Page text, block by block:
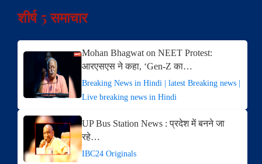
शीर्ष 5 समाचार
Mohan Bhagwat on NEET Protest:
आरएसएस ने कहा, ‘Gen-Z का…
Breaking News in Hindi | latest Breaking news |
Live breaking news in Hindi
UP Bus Station News : प्रदेश में बनने जा
रहे…
IBC24 Originals